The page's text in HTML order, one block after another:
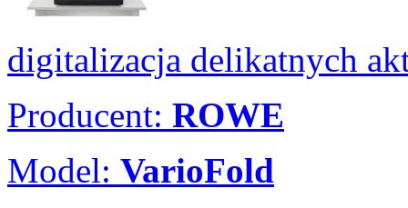
digitalizacja delikatnych
Producent: ROWE
Model: VarioFold